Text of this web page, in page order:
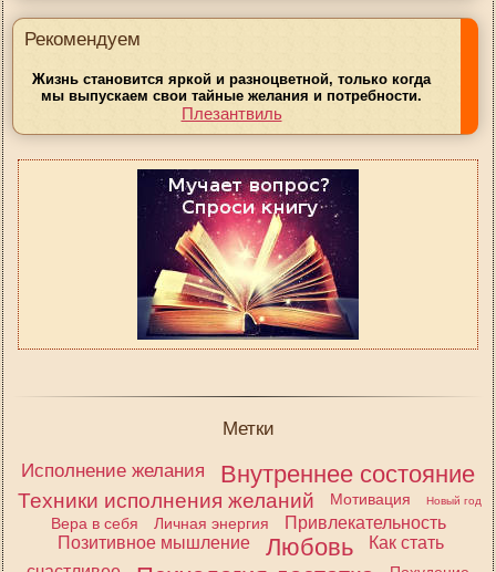
Рекомендуем
Жизнь становится яркой и разноцветной, только когда
мы выпускаем свои тайные желания и потребности.
Плезантвиль
Метки
Исполнение желания
Внутреннее состояние
Техники исполнения желаний Мотивация Новый год
Вера в себя Личная энергия
Привлекательность
Позитивное мышление
Любовь
Как стать